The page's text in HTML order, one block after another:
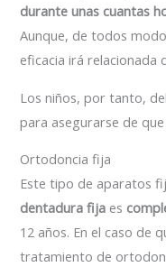
durante unas cuantas
Aunque, de todos
eficacia irá relacionada
Los niños, por tanto,
para asegurarse de
Ortodoncia fija
Este tipo de aparatos
dentadura fija es
12 años. En el caso de
tratamiento de